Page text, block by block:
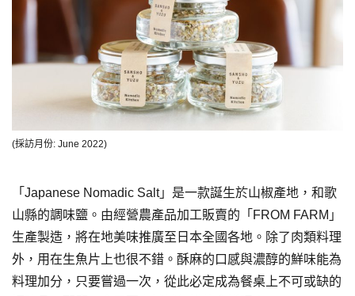
(採訪月份: June 2022)
「Japanese Nomadic Salt」是一款誕生於山椒產地，和歌
山縣的調味鹽。由經營農產品加工販賣的「FROM FARM」
生產製造，將在地美味推廣至日本全國各地。除了肉類料理
外，用在生魚片上也很不錯。酥麻的口感與濃醇的鮮味能為
料理加分，只要嘗過一次，從此必定成為餐桌上不可或缺的